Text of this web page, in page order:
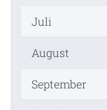
Juli
August
September